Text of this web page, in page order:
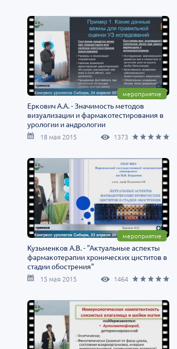
мероприятие
Еркович А.А. - Значимость методов
визуализации и фармакотестирования в
урологии и андрологии
18 мая 2015 1373
мероприятие
Кузьменков А.В. - "Актуальные аспекты
фармакотерапии хронических циститов в
стадии обострения"
15 мая 2015 1464